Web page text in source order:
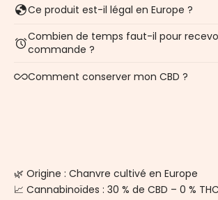
Ce produit est-il légal en Europe ?
Combien de temps faut-il pour
commande ?
Comment conserver mon CBD ?
🌿 Origine : Chanvre cultivé en Europe
📈 Cannabinoïdes : 30 % de CBD – 0 % THC